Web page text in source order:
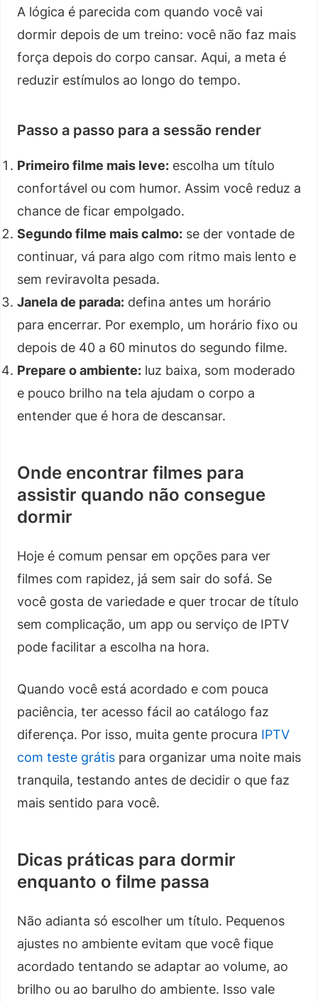
A lógica é parecida com quando você vai
dormir depois de um treino: você não faz mais
força depois do corpo cansar. Aqui, a meta é
reduzir estímulos ao longo do tempo.
Passo a passo para a sessão render
Primeiro filme mais leve: escolha um título
confortável ou com humor. Assim você reduz a
chance de ficar empolgado.
Segundo filme mais calmo: se der vontade de
continuar, vá para algo com ritmo mais lento e
sem reviravolta pesada.
Janela de parada: defina antes um horário
para encerrar. Por exemplo, um horário fixo ou
depois de 40 a 60 minutos do segundo filme.
Prepare o ambiente: luz baixa, som moderado
e pouco brilho na tela ajudam o corpo a
entender que é hora de descansar.
Onde encontrar filmes para
assistir quando não consegue
dormir
Hoje é comum pensar em opções para ver
filmes com rapidez, já sem sair do sofá. Se
você gosta de variedade e quer trocar de título
sem complicação, um app ou serviço de IPTV
pode facilitar a escolha na hora.
Quando você está acordado e com pouca
paciência, ter acesso fácil ao catálogo faz
diferença. Por isso, muita gente procura IPTV
com teste grátis para organizar uma noite mais
tranquila, testando antes de decidir o que faz
mais sentido para você.
Dicas práticas para dormir
enquanto o filme passa
Não adianta só escolher um título. Pequenos
ajustes no ambiente evitam que você fique
acordado tentando se adaptar ao volume, ao
brilho ou ao barulho do ambiente. Isso vale